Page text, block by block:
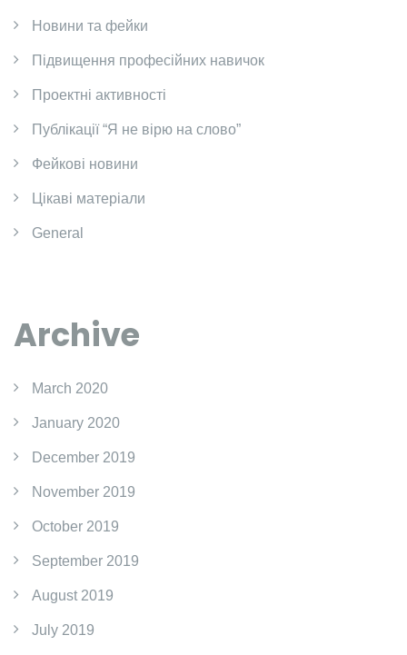
Новини та фейки
Підвищення професійних навичок
Проектні активності
Публікації “Я не вірю на слово”
Фейкові новини
Цікаві матеріали
General
Archive
March 2020
January 2020
December 2019
November 2019
October 2019
September 2019
August 2019
July 2019